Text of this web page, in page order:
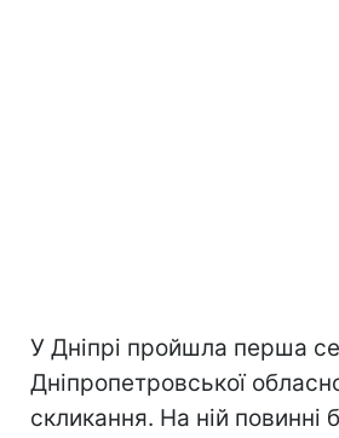
У Дніпрі пройшла перша
Дніпропетровської
скликання. На ній повинні